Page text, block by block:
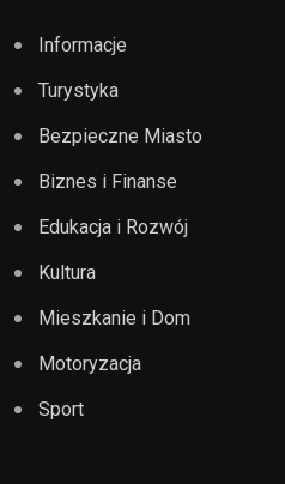
Informacje
Turystyka
Bezpieczne Miasto
Biznes i Finanse
Edukacja i Rozwój
Kultura
Mieszkanie i Dom
Motoryzacja
Sport